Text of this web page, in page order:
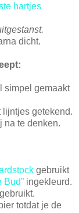
hartjes
dicht.
simpel gemaakt
lijntjes getekend.
na te denken.
gebruikt
Bud”ingekleurd.
totdat je de